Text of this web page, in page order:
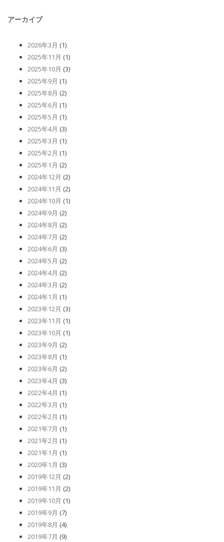
アーカイブ
2026年3月 (1)
2025年11月 (1)
2025年10月 (3)
2025年9月 (1)
2025年8月 (2)
2025年6月 (1)
2025年5月 (1)
2025年4月 (3)
2025年3月 (1)
2025年2月 (1)
2025年1月 (2)
2024年12月 (2)
2024年11月 (2)
2024年10月 (1)
2024年9月 (2)
2024年8月 (2)
2024年7月 (2)
2024年6月 (3)
2024年5月 (2)
2024年4月 (2)
2024年3月 (2)
2024年1月 (1)
2023年12月 (3)
2023年11月 (1)
2023年10月 (1)
2023年9月 (2)
2023年8月 (1)
2023年6月 (2)
2023年4月 (3)
2022年4月 (1)
2022年3月 (1)
2022年2月 (1)
2021年7月 (1)
2021年2月 (1)
2021年1月 (1)
2020年1月 (3)
2019年12月 (2)
2019年11月 (2)
2019年10月 (1)
2019年9月 (7)
2019年8月 (4)
2019年7月 (9)